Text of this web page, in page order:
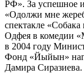
РФ». За успешное
«Одолжи мне
спектакле
Одфея в комедии
в 2004 году
Фонд «Йыйын»
Дамира Сиразиева.